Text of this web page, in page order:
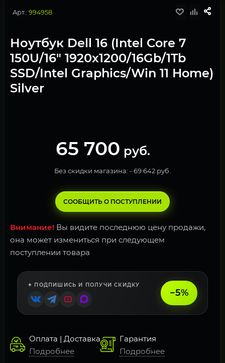
Арт.: 994958
Ноутбук Dell 16 (Intel Core 7
150U/16" 1920x1200/16Gb/1Tb
SSD/Intel Graphics/Win 11 Home)
Silver
65 700 руб.
Без скидки магазина: -69 642 руб.
СООБЩИТЬ О ПОСТУПЛЕНИИ
Внимание! Вы видите последнюю цену продажи,
она может измениться при следующем
поступлении товара
✦ ПОДПИШИСЬ И ПОЛУЧИ СКИДКУ
−5%
Оплата | Доставка
Подробнее
Гарантия
Подробнее